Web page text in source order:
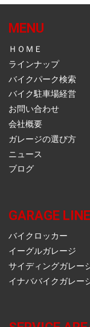
MENU
ＨＯＭＥ
ラインナップ
バイクパーク検索
バイク駐車場経営
お問い合わせ
会社概要
ガレージの選び方
ニュース
ブログ
GARAGE
バイクロッカー
イーグルガレージ
サイディングガレー
イナババイクガレー